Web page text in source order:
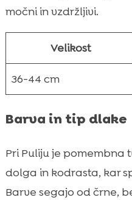
močni in vzdržljivi.
Velikost
36-44 cm
Barva in tip dlake
Pri Puliju je pomembna
dolga in kodrasta, kar
Barve segajo od črne,